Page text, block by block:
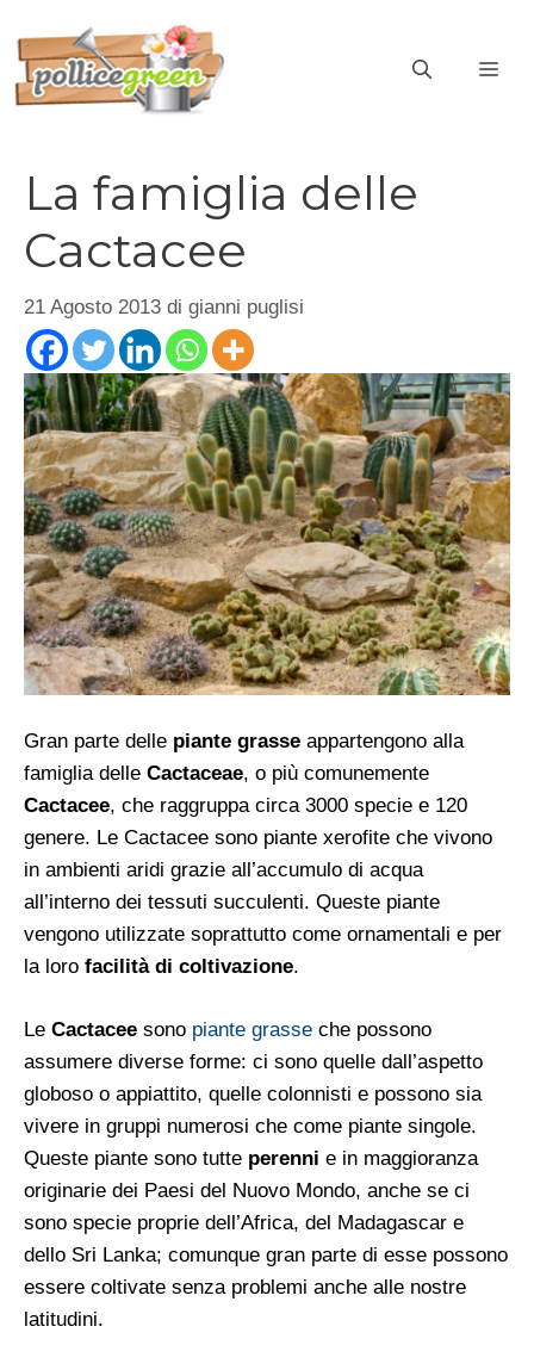
contenuto
La famiglia delle
Cactacee
21 Agosto 2013 di gianni puglisi
Gran parte delle piante grasse appartengono alla
famiglia delle Cactaceae, o più comunemente
Cactacee, che raggruppa circa 3000 specie e 120
genere. Le Cactacee sono piante xerofite che vivono
in ambienti aridi grazie all’accumulo di acqua
all’interno dei tessuti succulenti. Queste piante
vengono utilizzate soprattutto come ornamentali e per
la loro facilità di coltivazione.
Le Cactacee sono piante grasse che possono
assumere diverse forme: ci sono quelle dall’aspetto
globoso o appiattito, quelle colonnisti e possono sia
vivere in gruppi numerosi che come piante singole.
Queste piante sono tutte perenni e in maggioranza
originarie dei Paesi del Nuovo Mondo, anche se ci
sono specie proprie dell’Africa, del Madagascar e
dello Sri Lanka; comunque gran parte di esse possono
essere coltivate senza problemi anche alle nostre
latitudini.